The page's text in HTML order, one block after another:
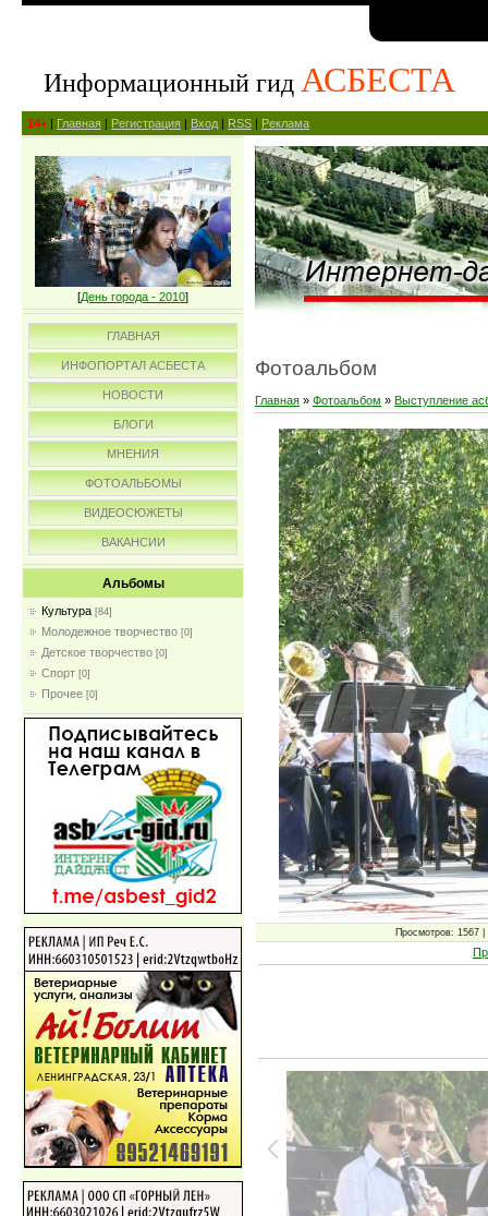
Информационный гид АСБЕСТА
14+ | Главная | Регистрация | Вход | RSS | Реклама
[День города - 2010]
ГЛАВНАЯ
ИНФОПОРТАЛ АСБЕСТА
НОВОСТИ
БЛОГИ
МНЕНИЯ
ФОТОАЛЬБОМЫ
ВИДЕОСЮЖЕТЫ
ВАКАНСИИ
Альбомы
Культура [84]
Молодежное творчество [0]
Детское творчество [0]
Спорт [0]
Прочее [0]
Фотоальбом
Главная » Фотоальбом » Выступление
Просмотров: 1567